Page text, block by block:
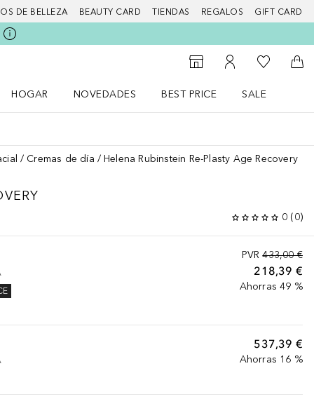
DE BELLEZA BEAUTY CARD TIENDAS REGALOS GIFT CARD
Al Storefinder
Mi cuenta
Mi lista de
A
HOGAR
NOVEDADES
BEST PRICE
SALE
Cremas de día Helena Rubinstein Re-Plasty Age Recovery
0 (0)
PVR 433,00 €
218,39 €
Ahorras 49 %
537,39 €
Ahorras 16 %